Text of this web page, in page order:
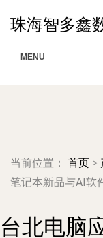
珠海智多鑫
MENU
当前位置： 首页 >
笔记本新品与AI软
台北电脑